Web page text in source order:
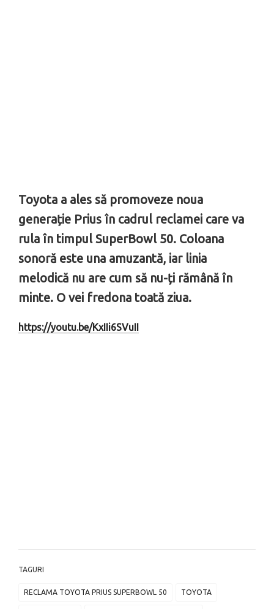
Toyota a ales să promoveze noua
generație Prius în cadrul reclamei care va
rula în timpul SuperBowl 50. Coloana
sonoră este una amuzantă, iar linia
melodică nu are cum să nu-ți rămână în
minte. O vei fredona toată ziua.
https://youtu.be/KxIIi6SVuII
TAGURI
RECLAMA TOYOTA PRIUS SUPERBOWL 50 TOYOTA